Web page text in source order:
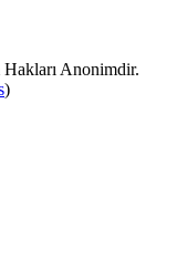
Anonimdir.
)